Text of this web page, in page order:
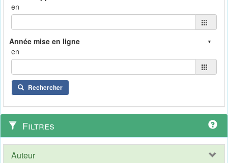
en
en
Rechercher
Filtres
Auteur